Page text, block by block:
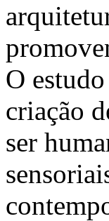
O
criação
ser